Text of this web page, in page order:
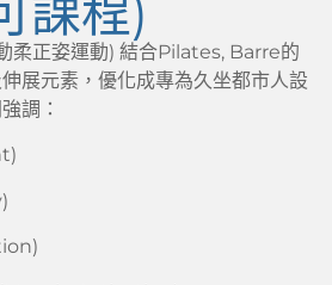
課程)
正姿運動) 結合Pilates, Barre的
展元素，優化成專為久坐都市人設
調：